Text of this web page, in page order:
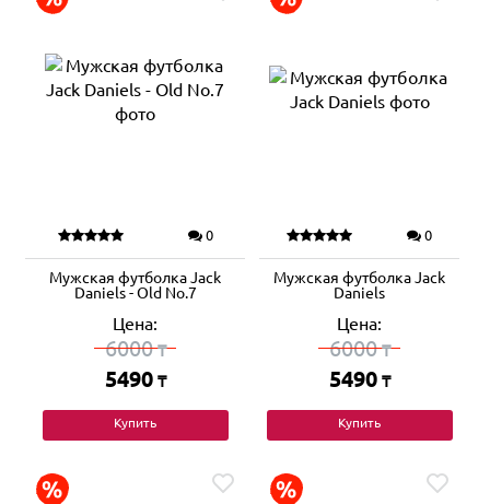
0
Мужская футболка Jack
Daniels - Old No.7
Цена:
6000₸
5490 ₸
Купить
0
Мужская футболка Jack
Daniels
Цена:
6000₸
5490 ₸
Купить